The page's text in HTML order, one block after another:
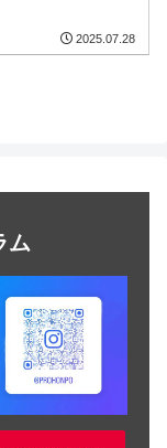
2025.07.28
ム